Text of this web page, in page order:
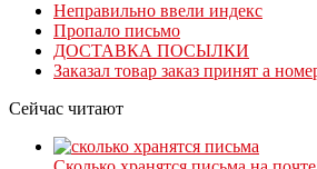
Неправильно ввели индекс
Пропало письмо
ДОСТАВКА ПОСЫЛКИ
Заказал товар заказ принят а
Сейчас читают